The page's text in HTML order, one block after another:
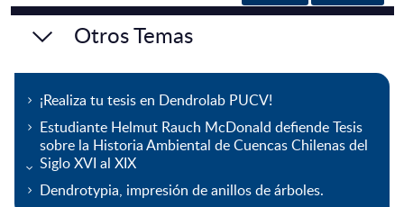
Otros Temas
¡Realiza tu tesis en Dendrolab PUCV!
Estudiante Helmut Rauch McDonald defiende Tesis
sobre la Historia Ambiental de Cuencas Chilenas del
Siglo XVI al XIX
Dendrotypia, impresión de anillos de árboles.